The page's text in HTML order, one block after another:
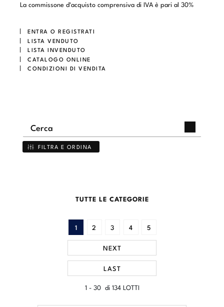
La commissone d'acquisto comprensiva di IVA è pari al 30%
ENTRA O REGISTRATI
LISTA VENDUTO
LISTA INVENDUTO
CATALOGO ONLINE
CONDIZIONI DI VENDITA
FILTRA E ORDINA
TUTTE LE CATEGORIE
1 - 30 di 134 LOTTI
1 2 3 4 5
NEXT
LAST